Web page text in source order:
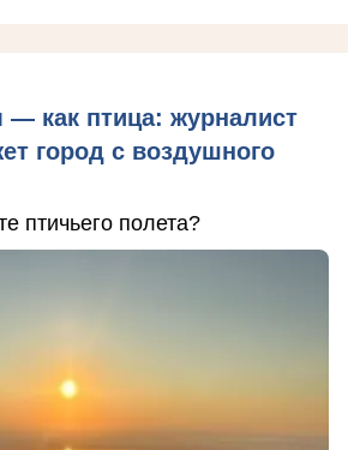
как птица: журналист
город с воздушного
птичьего полета?